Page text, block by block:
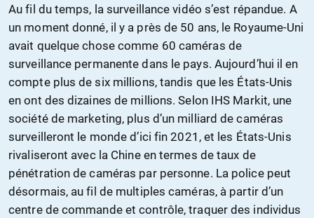
Au fil du temps, la surveillance vidéo s’est répandue. A
un moment donné, il y a près de 50 ans, le Royaume-Uni
avait quelque chose comme 60 caméras de
surveillance permanente dans le pays. Aujourd’hui il en
compte plus de six millions, tandis que les États-Unis
en ont des dizaines de millions. Selon IHS Markit, une
société de marketing, plus d’un milliard de caméras
surveilleront le monde d’ici fin 2021, et les États-Unis
rivaliseront avec la Chine en termes de taux de
pénétration de caméras par personne. La police peut
désormais, au fil de multiples caméras, à partir d’un
centre de commande et contrôle, traquer des individus